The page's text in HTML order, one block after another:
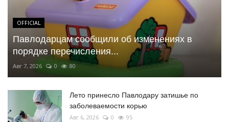
OFFICIAL
Павлодарцам сообщили об изменениях в
порядке перечисления...
Авг 7, 2026 0 80
Лето принесло Павлодару затишье по
заболеваемости корью
Авг 6, 2026 0 95